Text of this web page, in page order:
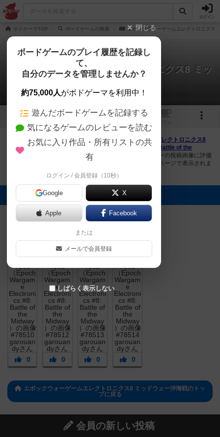
ログイン
ボドゲーマTOP ボードゲームの検索 エポックウォーゲームエレクトロニクス
エポックウォーゲームエレクトロニクス8 ミッ
ドウェー沖海戦
4件の画像
4 1
ボドゲーマにログインすると、 「エポックウォーゲームエレクトロニクス8
ミッドウェー沖海戦（Epoch Wargame Electronics #8: Battle of the
Midway）」
の画像をアップロード出来たり、他のユーザーの投稿画像に評価
を付けることができます。また、トップ6の画像は様々なページで表示されま
トップに表示される画像
0
garouandy
0 0
garouandy
0
エポックウォーゲームエレクトロニクス8 ミッドウェー沖海戦のトッ
プに戻る
会員の新しい投稿
閉じる
ボードゲームのプレイ履歴を記録し
て、
自分のデータを管理しませんか？
約75,000人がボドゲーマを利用中！
遊んだボードゲームを記録する
気になるゲームのレビューを読む
お気に入り作品・所有リストの共
有
ログイン / 会員登録（10秒）
Google X
Apple Facebook
または
メールで会員登録
しばらく表示しない